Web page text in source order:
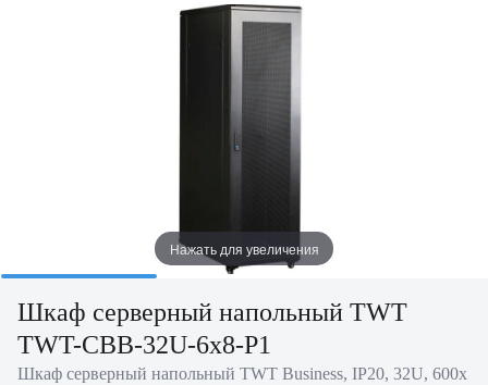
Нажать для увеличения
Шкаф серверный напольный TWT
TWT-CBB-32U-6x8-P1
Шкаф серверный напольный TWT Business, IP20, 32U, 600х